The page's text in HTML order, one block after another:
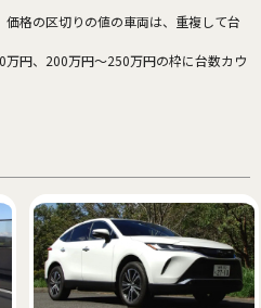
格の区切りの値の車両は、重複して台
円、200万円～250万円の枠に台数カウ